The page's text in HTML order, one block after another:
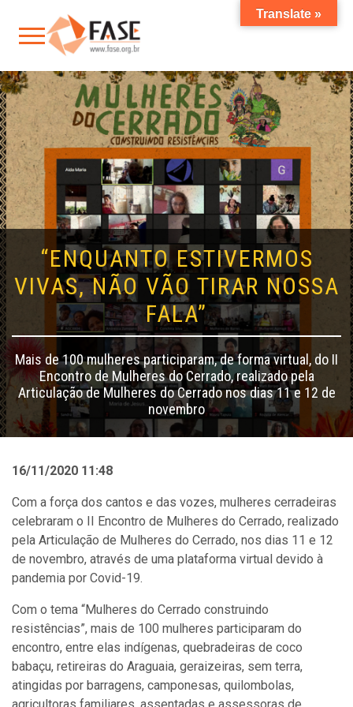
“ENQUANTO ESTIVERMOS
VIVAS, NÃO VÃO TIRAR NOSSA
FALA”
Mais de 100 mulheres participaram, de forma virtual, do II
Encontro de Mulheres do Cerrado, realizado pela
Articulação de Mulheres do Cerrado nos dias 11 e 12 de
novembro
16/11/2020 11:48
Com a força dos cantos e das vozes, mulheres cerradeiras
celebraram o II Encontro de Mulheres do Cerrado, realizado
pela Articulação de Mulheres do Cerrado, nos dias 11 e 12
de novembro, através de uma plataforma virtual devido à
pandemia por Covid-19.
Com o tema “Mulheres do Cerrado construindo
resistências”, mais de 100 mulheres participaram do
encontro, entre elas indígenas, quebradeiras de coco
babaçu, retireiras do Araguaia, geraizeiras, sem terra,
atingidas por barragens, camponesas, quilombolas,
Translate »